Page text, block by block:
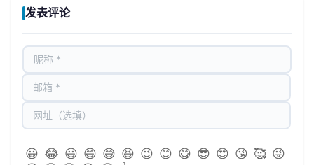
发表评论
😀 😂 😃 😄 😅 😆 😉 😊 😋 😎 😍 😘 🥰 😜